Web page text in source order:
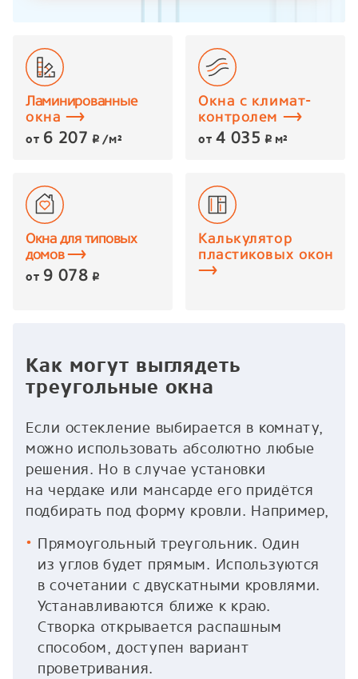
Ламинированные
окна
от 6 207 p /м²
Окна с климат-
контролем
от 4 035 p м²
Окна для типовых
домов
от 9 078 p
Калькулятор
пластиковых окон
Как могут выглядеть
треугольные окна
Если остекление выбирается в комнату,
можно использовать абсолютно любые
решения. Но в случае установки
на чердаке или мансарде его придётся
подбирать под форму кровли. Например,
Прямоугольный треугольник. Один
из углов будет прямым. Используются
в сочетании с двускатными кровлями.
Устанавливаются ближе к краю.
Створка открывается распашным
способом, доступен вариант
проветривания.